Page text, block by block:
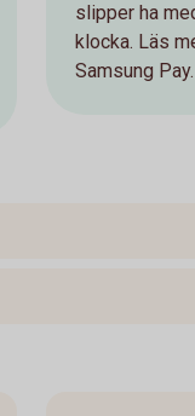
slipper ha
klocka. Läs
Samsung Pay.